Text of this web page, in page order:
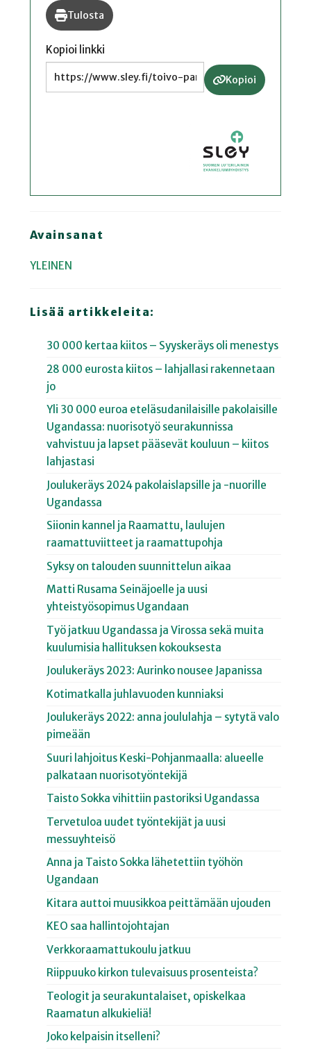
Tulosta
Kopioi linkki
Kopioi
Avainsanat
YLEINEN
Lisää artikkeleita:
30 000 kertaa kiitos – Syyskeräys oli menestys
28 000 eurosta kiitos – lahjallasi rakennetaan
jo
Yli 30 000 euroa eteläsudanilaisille pakolaisille
Ugandassa: nuorisotyö seurakunnissa
vahvistuu ja lapset pääsevät kouluun – kiitos
lahjastasi
Joulukeräys 2024 pakolaislapsille ja -nuorille
Ugandassa
Siionin kannel ja Raamattu, laulujen
raamattuviitteet ja raamattupohja
Syksy on talouden suunnittelun aikaa
Matti Rusama Seinäjoelle ja uusi
yhteistyösopimus Ugandaan
Työ jatkuu Ugandassa ja Virossa sekä muita
kuulumisia hallituksen kokouksesta
Joulukeräys 2023: Aurinko nousee Japanissa
Kotimatkalla juhlavuoden kunniaksi
Joulukeräys 2022: anna joululahja – sytytä valo
pimeään
Suuri lahjoitus Keski-Pohjanmaalla: alueelle
palkataan nuorisotyöntekijä
Taisto Sokka vihittiin pastoriksi Ugandassa
Tervetuloa uudet työntekijät ja uusi
messuyhteisö
Anna ja Taisto Sokka lähetettiin työhön
Ugandaan
Kitara auttoi muusikkoa peittämään ujouden
KEO saa hallintojohtajan
Verkkoraamattukoulu jatkuu
Riippuuko kirkon tulevaisuus prosenteista?
Teologit ja seurakuntalaiset, opiskelkaa
Raamatun alkukieliä!
Joko kelpaisin itselleni?